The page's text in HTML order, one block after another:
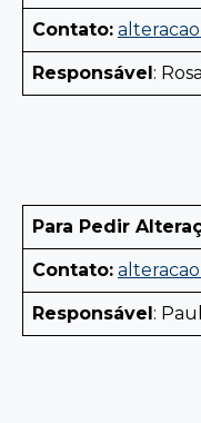
Contato:
Responsável:
Para Pedir
Contato:
Responsável: